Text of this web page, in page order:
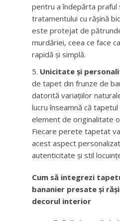
pentru a îndepărta praful
tratamentului cu rășină
este protejat de
murdăriei, ceea ce face
rapidă și simplă.
Unicitate și
de tapet din frunze de
datorită variațiilor
lucru înseamnă că tapetul
element de originalitate
Fiecare perete tapetat
acest aspect
autenticitate și stil
Cum să integrezi
bananier presate și
decorul interior